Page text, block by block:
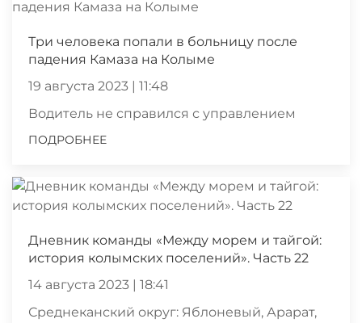
Три человека попали в больницу после
падения Камаза на Колыме
19 августа 2023 | 11:48
Водитель не справился с управлением
ПОДРОБНЕЕ
Дневник команды «Между морем и тайгой:
история колымских поселений». Часть 22
14 августа 2023 | 18:41
Среднеканский округ: Яблоневый, Арарат,